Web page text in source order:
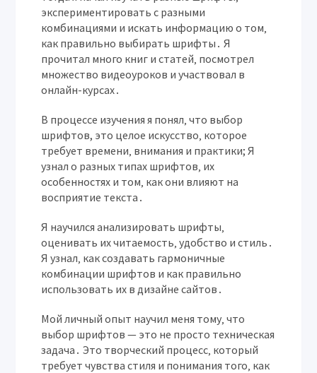
экспериментировать с разными
комбинациями и искать информацию о том‚
как правильно выбирать шрифты․ Я
прочитал много книг и статей‚ посмотрел
множество видеоуроков и участвовал в
онлайн-курсах․
В процессе изучения я понял‚ что выбор
шрифтов, это целое искусство‚ которое
требует времени‚ внимания и практики; Я
узнал о разных типах шрифтов‚ их
особенностях и том‚ как они влияют на
восприятие текста․
Я научился анализировать шрифты‚
оценивать их читаемость‚ удобство и стиль․
Я узнал‚ как создавать гармоничные
комбинации шрифтов и как правильно
использовать их в дизайне сайтов․
Мой личный опыт научил меня тому‚ что
выбор шрифтов — это не просто техническая
задача․ Это творческий процесс‚ который
требует чувства стиля и понимания того‚ как